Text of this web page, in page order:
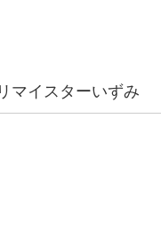
マイスターいずみ